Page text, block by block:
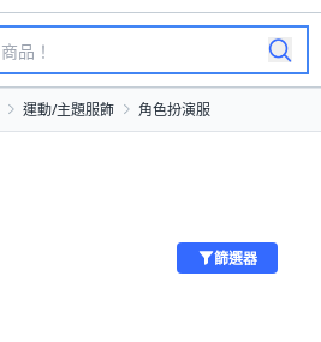
運動/主題服飾 角色扮演服
篩選器